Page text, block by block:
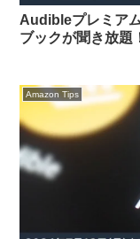
Audibleプレミア
ブックが聞き放
Amazon Tips